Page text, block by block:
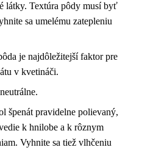
látky. Textúra pôdy musí byť
sa umelému zatepleniu
je najdôležitejší faktor pre
v kvetináči.
špenát pravidelne polievaný,
k hnilobe a k rôznym
Vyhnite sa tiež vlhčeniu